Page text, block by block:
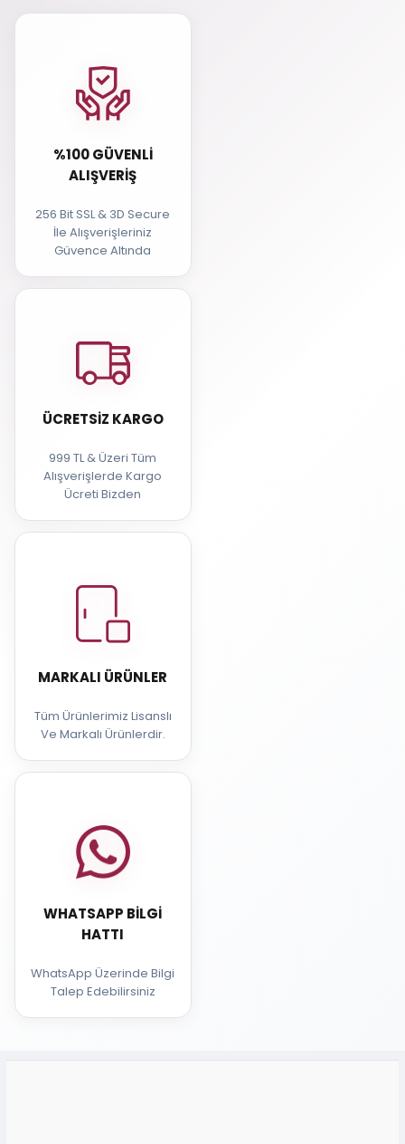
%100 GÜVENLI
ALIŞVERIŞ
256 Bit SSL & 3D Secure
İle Alışverişleriniz
Güvence Altında
ÜCRETSIZ KARGO
999 TL & Üzeri Tüm
Alışverişlerde Kargo
Ücreti Bizden
MARKALI ÜRÜNLER
Tüm Ürünlerimiz Lisanslı
Ve Markalı Ürünlerdir.
WHATSAPP BILGI
HATTI
WhatsApp Üzerinde Bilgi
Talep Edebilirsiniz